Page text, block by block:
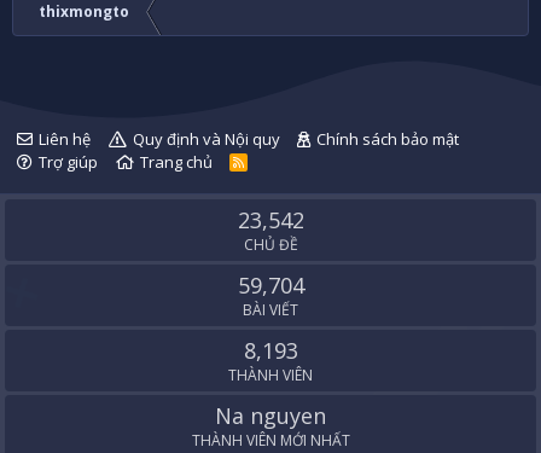
thixmongto
Liên hệ Quy định và Nội quy
Chính sách bảo mật
Trợ giúp
Trang chủ
R
S
23,542
CHỦ ĐỀ
59,704
BÀI VIẾT
8,193
THÀNH VIÊN
Na nguyen
THÀNH VIÊN MỚI NHẤT